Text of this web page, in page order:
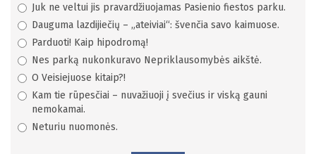
Juk ne veltui jis pravardžiuojamas Pasienio fiestos parku.
Dauguma lazdijiečių – „ateiviai“: švenčia savo kaimuose.
Parduoti! Kaip hipodromą!
Nes parką nukonkuravo Nepriklausomybės aikštė.
O Veisiejuose kitaip?!
Kam tie rūpesčiai – nuvažiuoji į svečius ir viską gauni
nemokamai.
Neturiu nuomonės.